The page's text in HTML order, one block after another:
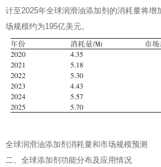
计至2025年全球润滑油添加剂的消耗量将增
场规模约为195亿美元。
全球润滑油添加剂消耗量和市场规模预测
二、全球添加剂功能分布及应用情况